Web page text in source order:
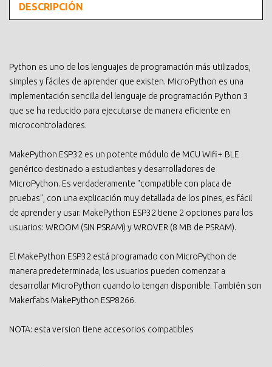
DESCRIPCIÓN
Python es uno de los lenguajes de programación más utilizados,
simples y fáciles de aprender que existen. MicroPython es una
implementación sencilla del lenguaje de programación Python 3
que se ha reducido para ejecutarse de manera eficiente en
microcontroladores.
MakePython ESP32 es un potente módulo de MCU Wifi+ BLE
genérico destinado a estudiantes y desarrolladores de
MicroPython. Es verdaderamente "compatible con placa de
pruebas", con una explicación muy detallada de los pines, es fácil
de aprender y usar. MakePython ESP32 tiene 2 opciones para los
usuarios: WROOM (SIN PSRAM) y WROVER (8 MB de PSRAM).
El MakePython ESP32 está programado con MicroPython de
manera predeterminada, los usuarios pueden comenzar a
desarrollar MicroPython cuando lo tengan disponible. También son
Makerfabs MakePython ESP8266.
NOTA: esta version tiene accesorios compatibles